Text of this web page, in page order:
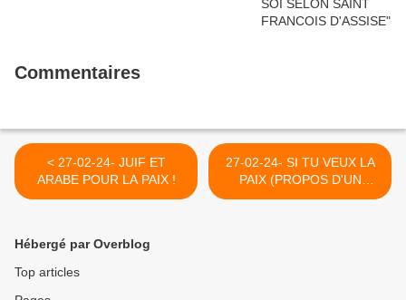
Commentaires
< 27-02-24- JUIF ET
ARABE POUR LA PAIX !
27-02-24- SI TU VEUX LA
PAIX (PROPOS D'UN
GRAND RABBIN) >
Hébergé par Overblog
Top articles